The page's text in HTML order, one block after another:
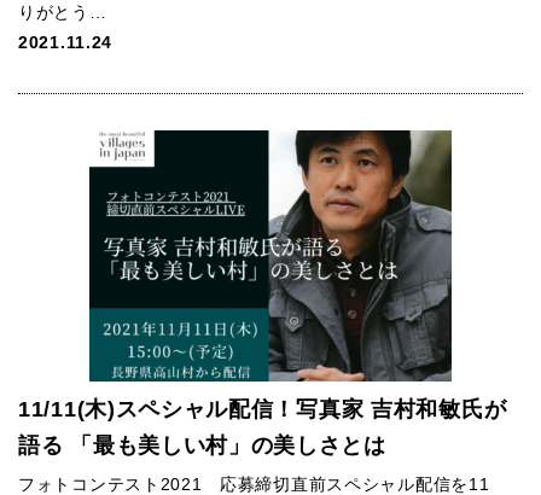
りがとう…
2021.11.24
11/11(木)スペシャル配信！写真家 吉村和敏氏が
語る 「最も美しい村」の美しさとは
フォトコンテスト2021 応募締切直前スペシャル配信を11